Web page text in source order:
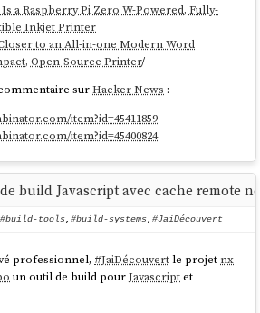
fichier de configuration assez simple et
a Raspberry Pi Zero W-Powered, Fully-
Inkjet Printer
to an All-in-one Modern Word
Open-Source Printer/
surHacker News :
item?id=45411859
item?id=45400824
build Javascript avec cache remote
#build-tools, #build-systems, #JaiDécouvert
professionnel, #JaiDécouvertle projet nx
un outil de build pourJavascriptet